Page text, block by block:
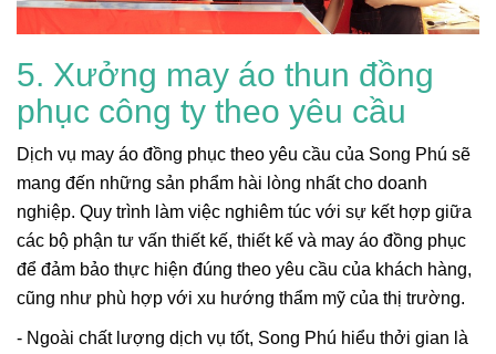
5. Xưởng may áo thun đồng
phục công ty theo yêu cầu
Dịch vụ may áo đồng phục theo yêu cầu của Song Phú sẽ
mang đến những sản phẩm hài lòng nhất cho doanh
nghiệp. Quy trình làm việc nghiêm túc với sự kết hợp giữa
các bộ phận tư vấn thiết kế, thiết kế và may áo đồng phục
để đảm bảo thực hiện đúng theo yêu cầu của khách hàng,
cũng như phù hợp với xu hướng thẩm mỹ của thị trường.
- Ngoài chất lượng dịch vụ tốt, Song Phú hiểu thởi gian là